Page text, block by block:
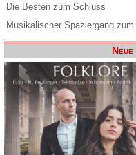
Die Besten zum Schluss
Musikalischer Spaziergang